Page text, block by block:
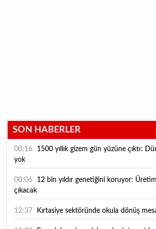
SON HABERLER
00:16
yok
00:06
çıkacak
12:37 Kırtasiye sektöründe okula dönüş